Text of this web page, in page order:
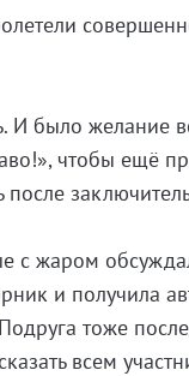
И было желание
чтобы ещё
с жаром
и получила
тоже
всем